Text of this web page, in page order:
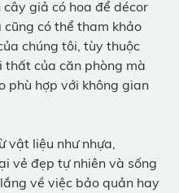
cây giả có hoa để décor
có thể tham khảo
chúng tôi, tùy thuộc
thất của căn phòng mà
phù hợp với không gian
vật liệu như nhựa,
vẻ đẹp tự nhiên và sống
về việc bảo quản hay